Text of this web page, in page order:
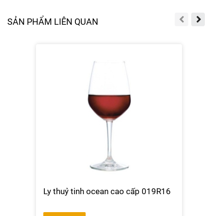
SẢN PHẨM LIÊN QUAN
Ly thuỷ tinh ocean cao cấp 019R16